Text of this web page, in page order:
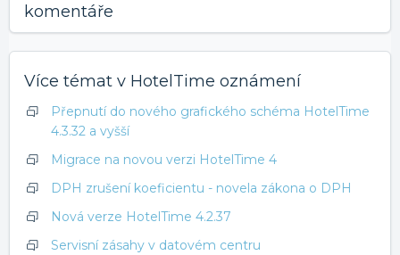
komentáře
Více témat v HotelTime oznámení
Přepnutí do nového grafického schéma HotelTime
4.3.32 a vyšší
Migrace na novou verzi HotelTime 4
DPH zrušení koeficientu - novela zákona o DPH
Nová verze HotelTime 4.2.37
Servisní zásahy v datovém centru